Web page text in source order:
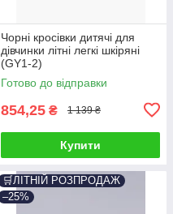
Чорні кросівки дитячі для
дівчинки літні легкі шкіряні
(GY1-2)
Готово до відправки
854,25 ₴ 1 139 ₴
Купити
🛒ЛІТНІЙ РОЗПРОДАЖ
–25%